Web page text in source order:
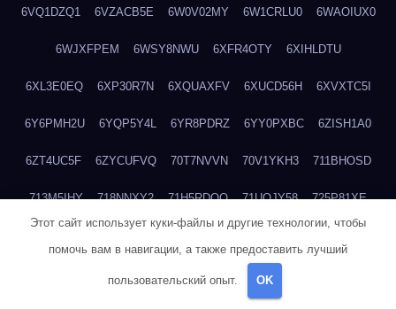
6VQ1DZQ1 6VZACB5E 6W0V02MY 6W1CRLU0 6WAOIUX0
6WJXFPEM 6WSY8NWU 6XFR4OTY 6XIHLDTU
6XL3E0EQ 6XP30R7N 6XQUAXFV 6XUCD56H 6XVXTC5I
6Y6PMH2U 6YQP5Y4L 6YR8PDRZ 6YY0PXBC 6ZISH1A0
6ZT4UC5F 6ZYCUFVQ 70T7NVVN 70V1YKH3 711BHOSD
713M5IHY 718NNXY2 71H5RDOO 71UQJY58 725P81XE
Этот сайт использует куки-файлы и другие технологии, чтобы
помочь вам в навигации, а также предоставить лучший
пользовательский опыт. OK